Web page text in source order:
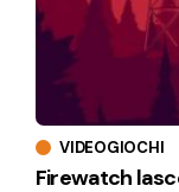
VIDEOGIOCHI
Firewatch